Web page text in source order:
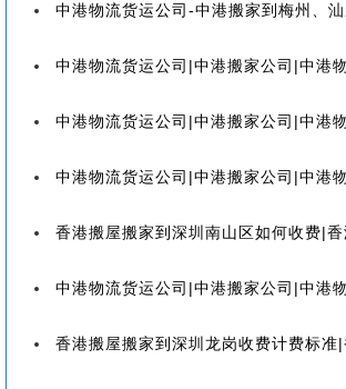
中港物流货运公司-中港搬家到梅州、汕尾、河源、阳江、清远
中港物流货运公司|中港搬家公司|中港物流搬家到惠州流程、联运、包
中港物流货运公司|中港搬家公司|中港物流搬家到茂名流程、联运、包
中港物流货运公司|中港搬家公司|中港物流搬家到江门流程、联运、包
香港搬屋搬家到深圳南山区如何收费|香港至深圳南山区搬屋搬家
中港物流货运公司|中港搬家公司|中港物流搬家到肇庆流程、联运、包
香港搬屋搬家到深圳龙岗收费计费标准|香港到深圳龙岗区搬家如何